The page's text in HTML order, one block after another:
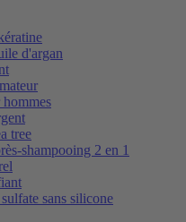
d'argan
tree
shampooing 2 en 1
sans silicone